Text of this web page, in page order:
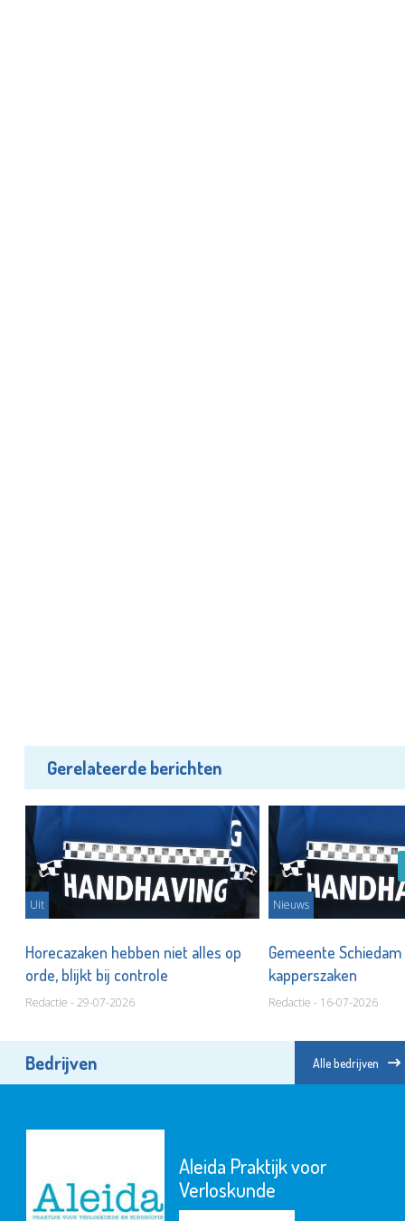
Gerelateerde berichten
Uit
Horecazaken hebben niet alles op
orde, blijkt bij controle
Redactie - 29-07-2026
Nieuws
Gemeente
kapperszaken
Redactie - 16-07-2026
Bedrijven Alle bedrijven
Aleida Praktijk voor
Verloskunde